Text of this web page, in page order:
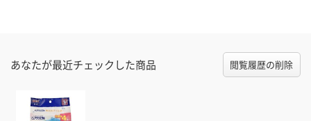
あなたが最近チェックした商品 閲覧履歴の削除